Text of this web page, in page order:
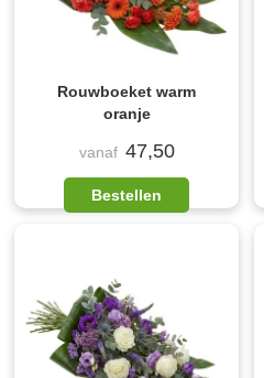
Rouwboeket warm
oranje
vanaf 47,50
Bestellen